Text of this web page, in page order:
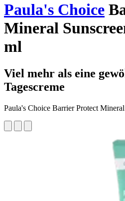
Paula's Choice
Mineral
ml
Viel mehr als eine
Tagescreme
Paula's Choice Barrier Protect